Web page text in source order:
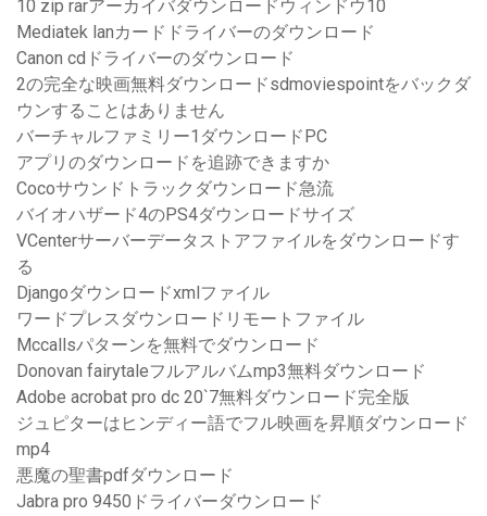
10 zip rarアーカイバダウンロードウィンドウ10
Mediatek lanカードドライバーのダウンロード
Canon cdドライバーのダウンロード
2の完全な映画無料ダウンロードsdmoviespointをバックダ
ウンすることはありません
バーチャルファミリー1ダウンロードPC
アプリのダウンロードを追跡できますか
Cocoサウンドトラックダウンロード急流
バイオハザード4のPS4ダウンロードサイズ
VCenterサーバーデータストアファイルをダウンロードす
る
Djangoダウンロードxmlファイル
ワードプレスダウンロードリモートファイル
Mccallsパターンを無料でダウンロード
Donovan fairytaleフルアルバムmp3無料ダウンロード
Adobe acrobat pro dc 20`7無料ダウンロード完全版
ジュピターはヒンディー語でフル映画を昇順ダウンロード
mp4
悪魔の聖書pdfダウンロード
Jabra pro 9450ドライバーダウンロード